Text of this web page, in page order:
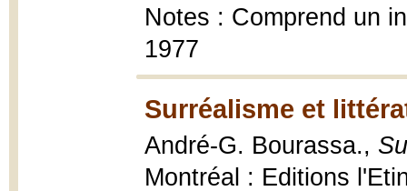
Notes : Comprend un
1977
Surréalisme et
André-G. Bourassa.,
Montréal : Editions